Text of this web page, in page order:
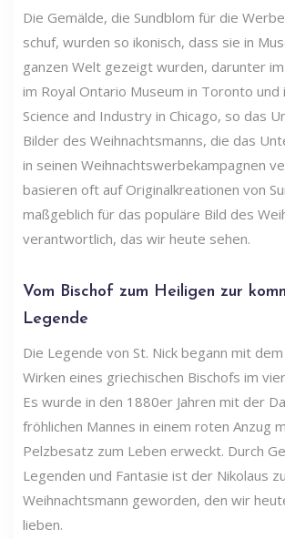
Die Gemälde, die Sundblom für die
schuf, wurden so ikonisch, dass sie in
ganzen Welt gezeigt wurden, darunter
im Royal Ontario Museum in Toronto und
Science and Industry in Chicago, so das
Bilder des Weihnachtsmanns, die das
in seinen Weihnachtswerbekampagnen
basieren oft auf Originalkreationen von
maßgeblich für das populäre Bild des
verantwortlich, das wir heute sehen.
Vom Bischof zum Heiligen zur
Legende
Die Legende von St. Nick begann mit
Wirken eines griechischen Bischofs im
Es wurde in den 1880er Jahren mit der
fröhlichen Mannes in einem roten Anzug
Pelzbesatz zum Leben erweckt. Durch
Legenden und Fantasie ist der Nikolaus
Weihnachtsmann geworden, den wir
lieben.